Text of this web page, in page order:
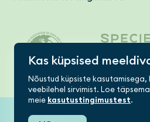
Kas küpsised
Nõustud küpsiste kasutamisega,
veebilehel sirvimist. Loe
meie kasutustingimustest.